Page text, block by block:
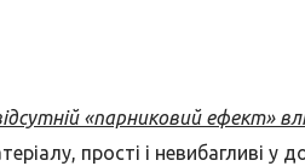
«парниковий ефект»
прості і невибагливі у